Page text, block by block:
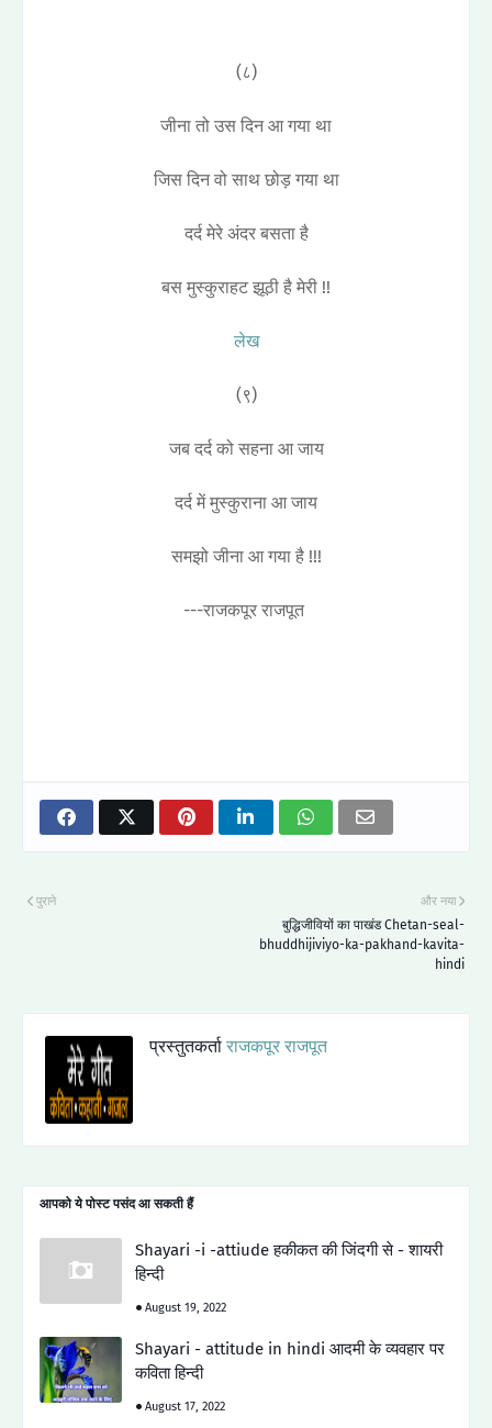
(८)
जीना तो उस दिन आ गया था
जिस दिन वो साथ छोड़ गया था
दर्द मेरे अंदर बसता है
बस मुस्कुराहट झूठी है मेरी !!
लेख
(९)
जब दर्द को सहना आ जाय
दर्द में मुस्कुराना आ जाय
समझो जीना आ गया है !!!
---राजकपूर राजपूत
और नया
बुद्धिजीवियों का पाखंड Chetan-seal-
bhuddhijiviyo-ka-pakhand-kavita-
hindi
पुराने
प्रस्तुतकर्ता राजकपूर राजपूत
आपको ये पोस्ट पसंद आ सकती हैं
Shayari -i -attiude हकीकत की जिंदगी से - शायरी
हिन्दी
August 19, 2022
Shayari - attitude in hindi आदमी के व्यवहार पर
कविता हिन्दी
August 17, 2022